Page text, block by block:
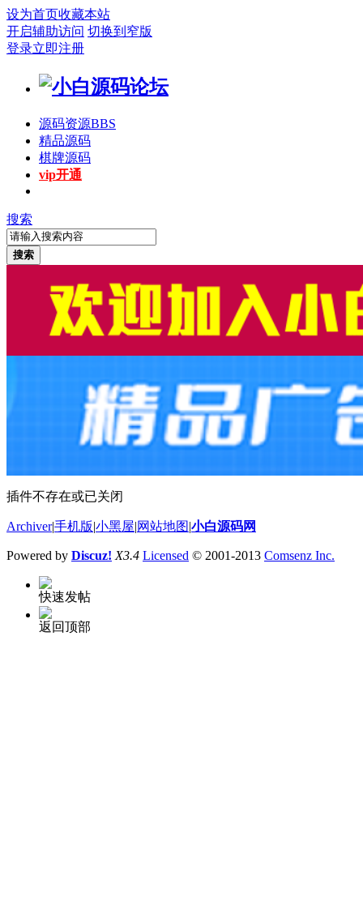
设为首页收藏本站
开启辅助访问 切换到窄版
登录立即注册
源码资源BBS
精品源码
棋牌源码
vip开通
搜索
搜索
插件不存在或已关闭
Archiver|手机版 小黑屋 网站地图 小白源码网
Powered by Discuz! X3.4 Licensed © 2001-2013 Comsenz Inc.
快速发帖
返回顶部